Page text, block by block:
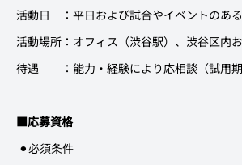
活動日　：平日および試合やイベントのあ
活動場所：オフィス（渋谷駅）、渋谷区内
待遇　　：能力・経験により応相談（試用期
■応募資格
⚫︎必須条件